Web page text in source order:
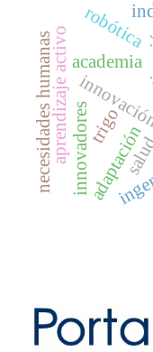
aprendizaje activo adaptación
necesidades humanas academia
trigo
robótica
innovadores